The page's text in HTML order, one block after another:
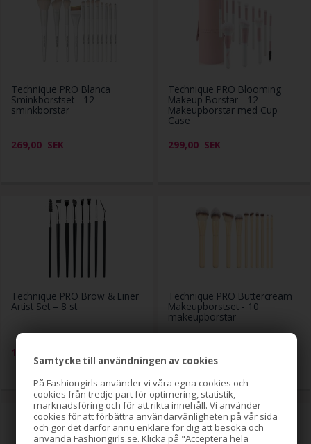
Samtycke till användningen av cookies
På Fashiongirls använder vi våra egna cookies och
cookies från tredje part för optimering, statistik,
marknadsföring och för att rikta innehåll. Vi använder
cookies för att förbättra användarvänligheten på vår sida
och gör det därför ännu enklare för dig att besöka och
använda Fashiongirls.se. Klicka på "Acceptera hela
Technique PRO Blanca
Sminkborstset - 12
sminkborstar
269,00 SEK
Technique PRO Blooming
Makeup Borstar - 12
Makeupborstar med Cup
Case
299,00 SEK
Technique PRO Brow & Liner
Artist Set – 8 st
179,00
Technique PRO Buttercream
Makeupborstset - 10
makeupborstar